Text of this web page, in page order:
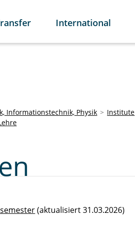
International
Informationstechnik, Physik
Institute
(aktualisiert 31.03.2026)